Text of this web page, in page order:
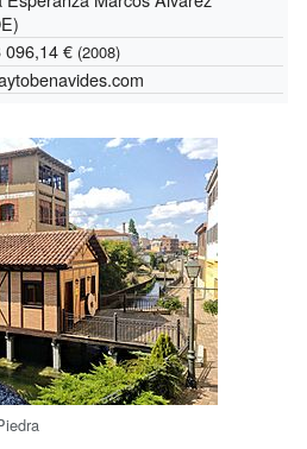
096,14 € (2008)